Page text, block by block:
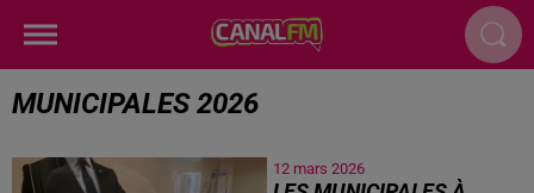
MUNICIPALES 2026
12 mars 2026